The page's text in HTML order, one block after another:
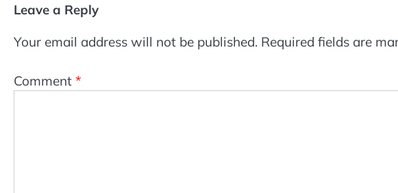
Leave a Reply
Your email address will not be published. Required fields are
Comment *